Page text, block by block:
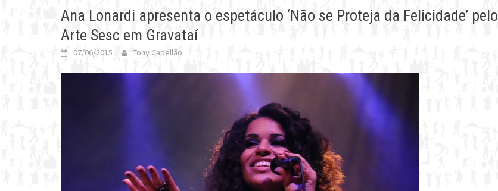
Ana Lonardi apresenta o espetáculo ‘Não se Proteja da Felicidade’ pelo
Arte Sesc em Gravataí
07/06/2015 Tony Capellão